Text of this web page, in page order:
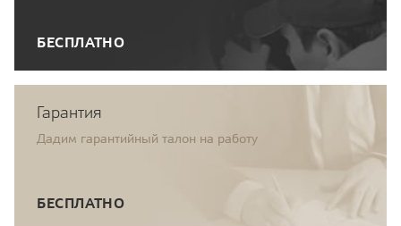
БЕСПЛАТНО
Гарантия
Дадим гарантийный талон на работу
БЕСПЛАТНО